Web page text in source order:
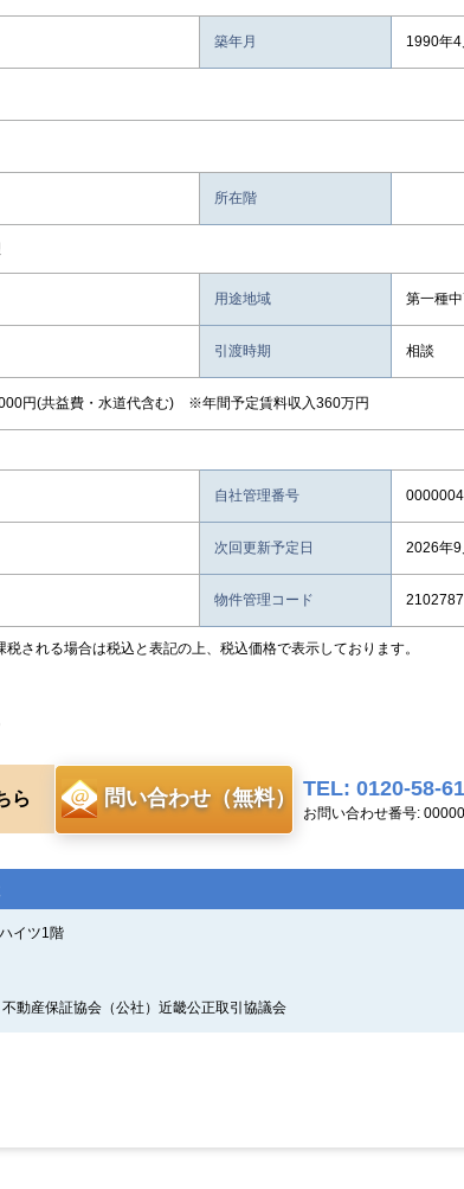
築年月 1990年4
所在階
用途地域 第一種
引渡時期 相談
円(共益費・水道代含む) ※年間予定賃料収入360万円
自社管理番号
次回更新予定日 2026年
物件管理コード
される場合は税込と表記の上、税込価格で表示しております。
ら 問い合わせ（無料） TEL: 0120-58-
お問い合わせ番号:
イツ1階
動産保証協会（公社）近畿公正取引協議会